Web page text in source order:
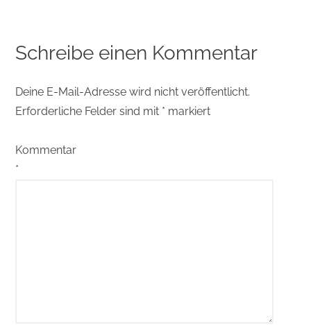
Schreibe einen Kommentar
Deine E-Mail-Adresse wird nicht veröffentlicht.
Erforderliche Felder sind mit * markiert
Kommentar
*